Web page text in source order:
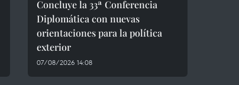
Concluye la 33ª Conferencia
Diplomática con nuevas
orientaciones para la política
exterior
07/08/2026 14:08